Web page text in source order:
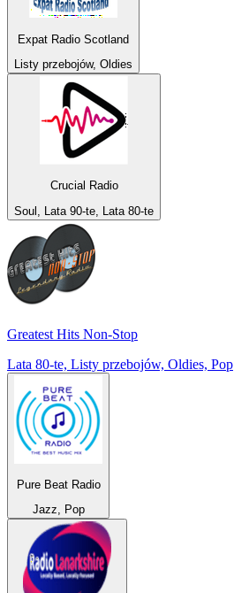
Expat Radio Scotland
Listy przebojów, Oldies
Crucial Radio
Soul, Lata 90-te, Lata 80-te
Greatest Hits Non-Stop
Lata 80-te, Listy przebojów, Oldies, Pop
Pure Beat Radio
Jazz, Pop